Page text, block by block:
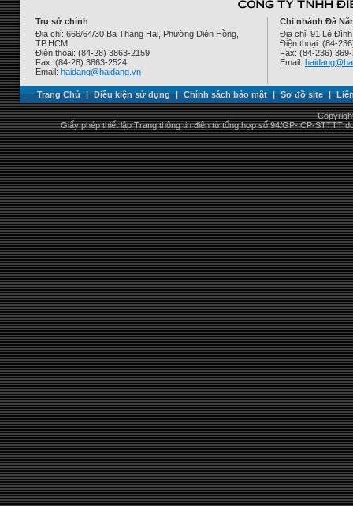
Trụ sở chính
Địa chỉ: 666/64/30 Ba Tháng Hai, Phường Diên Hồng,
TP.HCM
Điện thoại: (84-28) 3863-2159
Fax: (84-28) 3863-2524
Email: haidang@haidang.vn
Chi nhánh Đà
Địa chỉ: 91 Lê
Điện thoại: (84-
Fax: (84-236)
Email:
Trang Chủ | Điều kiện sử dụng | Chính sách bảo mật | Sơ đồ site |
Giấy phép thiết lập Trang thông tin điện tử tổng hợp số 94/GP-ICP-STTTT